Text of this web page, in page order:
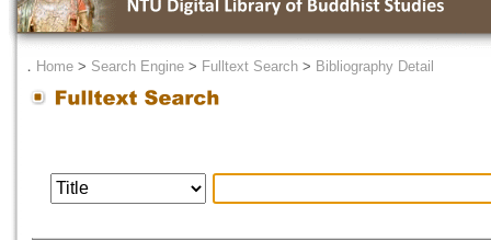
． Home > Search Engine > Fulltext Search > Bibliography Detail